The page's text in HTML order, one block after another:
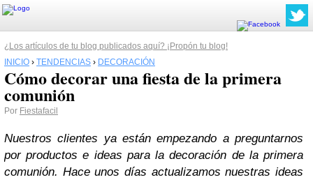
¿Los artículos de tu blog publicados aquí? ¡Propón tu blog!
INICIO › TENDENCIAS › DECORACIÓN
Cómo decorar una fiesta de la primera
comunión
Por Fiestafacil
Nuestros clientes ya están empezando a preguntarnos
por productos e ideas para la decoración de la primera
comunión. Hace unos días actualizamos nuestras ideas